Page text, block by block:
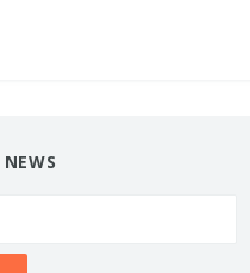
NEWS